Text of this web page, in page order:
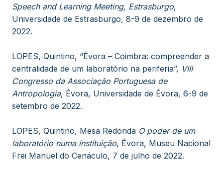
Speech and Learning Meeting, Estrasburgo,
Universidade de Estrasburgo, 8-9 de dezembro de
2022.
LOPES, Quintino, “Évora – Coimbra: compreender a
centralidade de um laboratório na periferia”, VIII
Congresso da Associação Portuguesa de
Antropologia, Évora, Universidade de Évora, 6-9 de
setembro de 2022.
LOPES, Quintino, Mesa Redonda O poder de um
laboratório numa instituição, Évora, Museu Nacional
Frei Manuel do Cenáculo, 7 de julho de 2022.